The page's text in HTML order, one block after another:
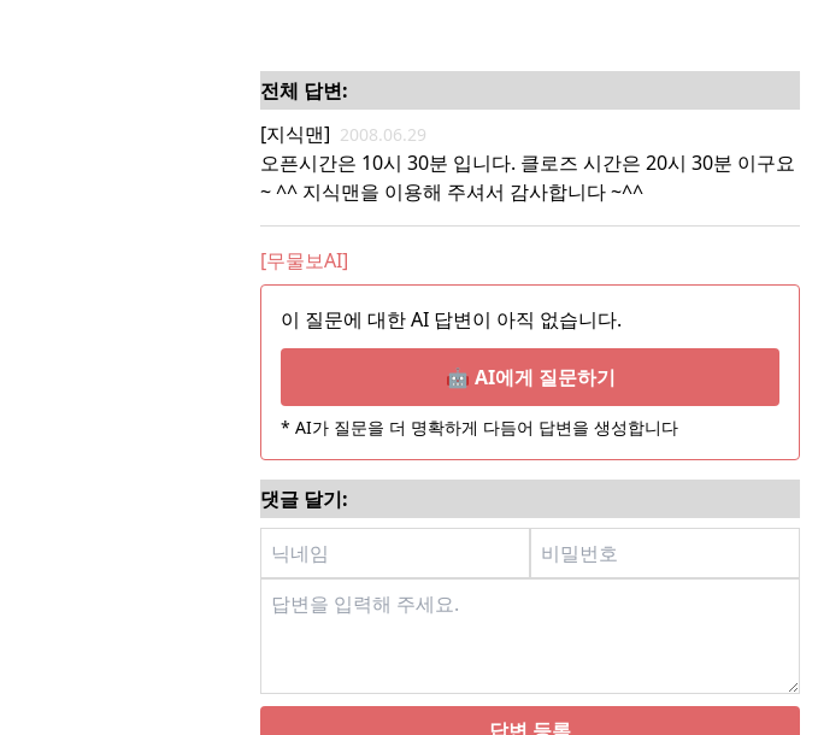
전체 답변:
[지식맨] 2008.06.29
오픈시간은 10시 30분 입니다. 클로즈 시간은 20시 30분 이구요
~ ^^ 지식맨을 이용해 주셔서 감사합니다 ~^^
[무물보AI]
이 질문에 대한 AI 답변이 아직 없습니다.
🤖 AI에게 질문하기
* AI가 질문을 더 명확하게 다듬어 답변을 생성합니다
댓글 달기: